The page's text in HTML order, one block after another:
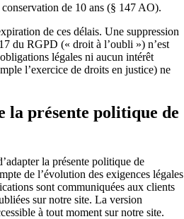
conservation de 10 ans (§ 147 AO).
de ces délais. Une suppression
du RGPD (« droit à l’oubli ») n’est
légales ni aucun intérêt
l’exercice de droits en justice) ne
la présente politique de
la présente politique de
de l’évolution des exigences légales
sont communiquées aux clients
sur notre site. La version
à tout moment sur notre site.